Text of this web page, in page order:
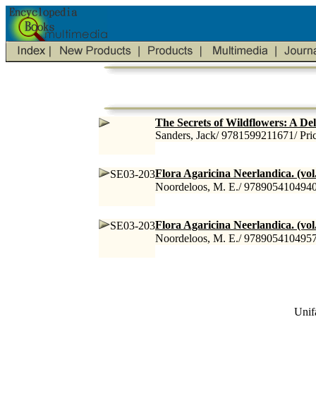
The Secrets of Wildflowers: A
Sanders, Jack/ 9781599211671/
SE03-203Flora Agaricina Neerlandica.
Noordeloos, M. E./
SE03-203Flora Agaricina Neerlandica.
Noordeloos, M. E./